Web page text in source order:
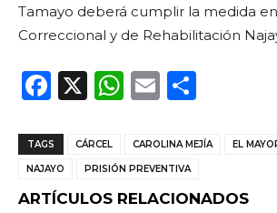
Tamayo deberá cumplir la medida
Correccional y de Rehabilitación
F
c
e
b
X
W
a
ts
A
E
ai
l
m
ar
TAGS CÁRCEL CAROLINA MEJÍA EL
NAJAYO PRISIÓN PREVENTIVA
ARTÍCULOS RELACIONADOS